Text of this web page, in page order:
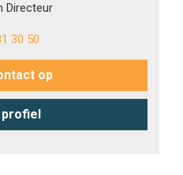
Directeur
30 50
op